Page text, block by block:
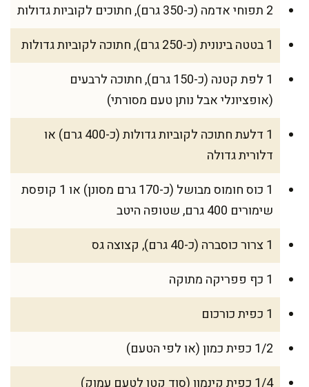
2 תפוחי אדמה (כ-350 גרם), חתוכים לקוביות גדולות
1 בטטה בינונית (כ-250 גרם), חתוכה לקוביות גדולות
1 לפת קטנה (כ-150 גרם), חתוכה לרבעים
(אופציונלי אבל נותן טעם מסורתי)
1 דלעת חתוכה לקוביות גדולות (כ-400 גרם) או
דלורית גדולה
1 כוס חומוס מבושל (כ-170 גרם מסונן) או 1 קופסת
שימורים 400 גרם, שטופה היטב
1 צרור כוסברה (כ-40 גרם), קצוצה גס
1 כף פפריקה מתוקה
1 כפית כורכום
1/2 כפית כמון (או לפי הטעם)
1/4 כפית קינמון (סוד קטן לטעם עמוק)